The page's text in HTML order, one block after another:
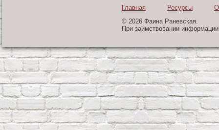
Главная Ресурсы
© 2026 Фаина Раневская.
При заимствовании